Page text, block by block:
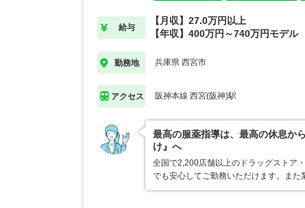
給与
【月収】27.0万円以上
【年収】400万円～740万円モデル
勤務地 兵庫県 西宮市
アクセス 阪神本線 西宮(阪神)駅
最高の服薬指導は、最高の休息か
け』へ
全国で2,200店舗以上のドラッグストア
でも安心してご勤務いただけます。ま